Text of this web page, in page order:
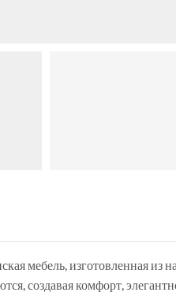
мебель, изготовленная
создавая комфорт,